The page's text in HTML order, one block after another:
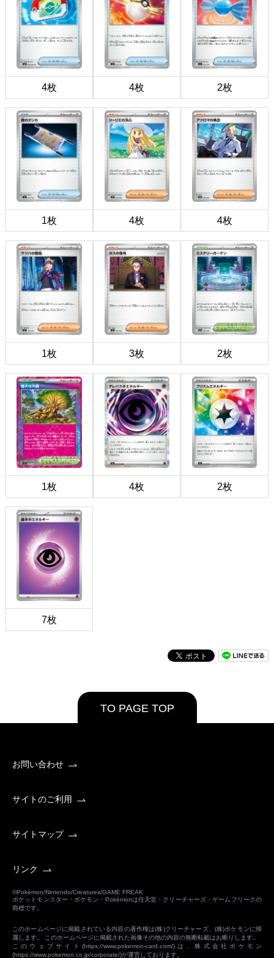
4枚 4枚 2枚
1枚 4枚 4枚
1枚 3枚 2枚
1枚 4枚 2枚
7枚
TO PAGE TOP
お問い合わせ
サイトのご利用
サイトマップ
リンク
©Pokémon/Nintendo/Creatures/GAME FREAK
ポケットモンスター・ポケモン・Pokémonは任天堂・クリーチャーズ・ゲームフリークの
商標です。
このホームページに掲載されている内容の著作権は(株)クリーチャーズ、(株)ポケモンに帰
属します。 このホームページに掲載された画像その他の内容の無断転載はお断りします。
このウェブサイト(https://www.pokemon-card.com/)は、株式会社ポケモン
(https://www.pokemon.co.jp/corporate/)が運営しております。